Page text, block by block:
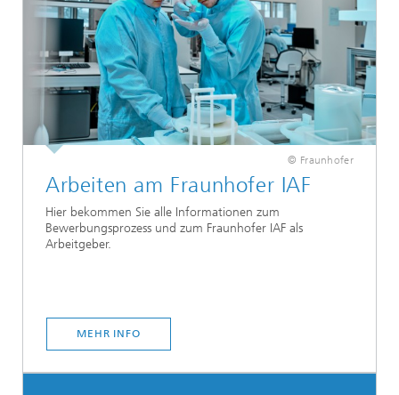
© Fraunhofer
Arbeiten am Fraunhofer IAF
Hier bekommen Sie alle Informationen zum
Bewerbungsprozess und zum Fraunhofer IAF als
Arbeitgeber.
MEHR INFO